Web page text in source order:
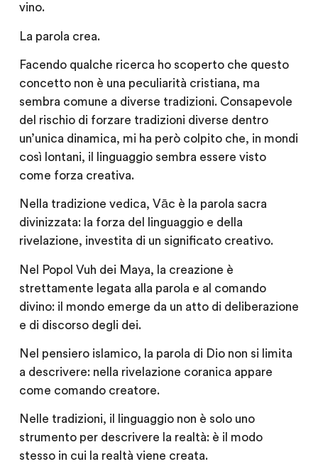
vino.
La parola crea.
Facendo qualche ricerca ho scoperto che questo
concetto non è una peculiarità cristiana, ma
sembra comune a diverse tradizioni. Consapevole
del rischio di forzare tradizioni diverse dentro
un’unica dinamica, mi ha però colpito che, in mondi
così lontani, il linguaggio sembra essere visto
come forza creativa.
Nella tradizione vedica, Vāc è la parola sacra
divinizzata: la forza del linguaggio e della
rivelazione, investita di un significato creativo.
Nel Popol Vuh dei Maya, la creazione è
strettamente legata alla parola e al comando
divino: il mondo emerge da un atto di deliberazione
e di discorso degli dei.
Nel pensiero islamico, la parola di Dio non si limita
a descrivere: nella rivelazione coranica appare
come comando creatore.
Nelle tradizioni, il linguaggio non è solo uno
strumento per descrivere la realtà: è il modo
stesso in cui la realtà viene creata.